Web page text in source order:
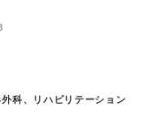
科、リハビリテーション